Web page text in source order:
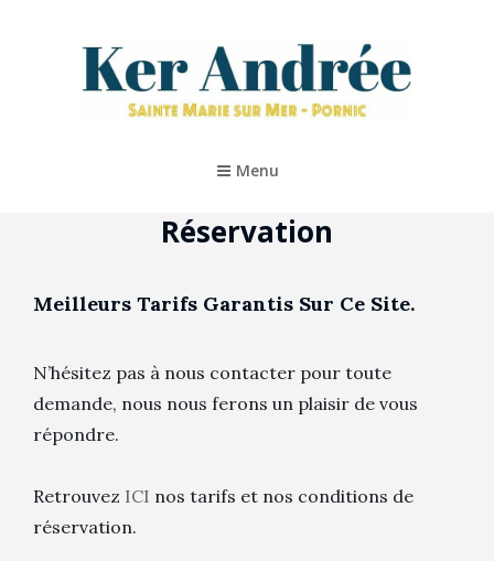
Menu
Réservation
Meilleurs Tarifs Garantis Sur Ce Site.
N’hésitez pas à nous contacter pour toute
demande, nous nous ferons un plaisir de vous
répondre.
Retrouvez ICI nos tarifs et nos conditions de
réservation.